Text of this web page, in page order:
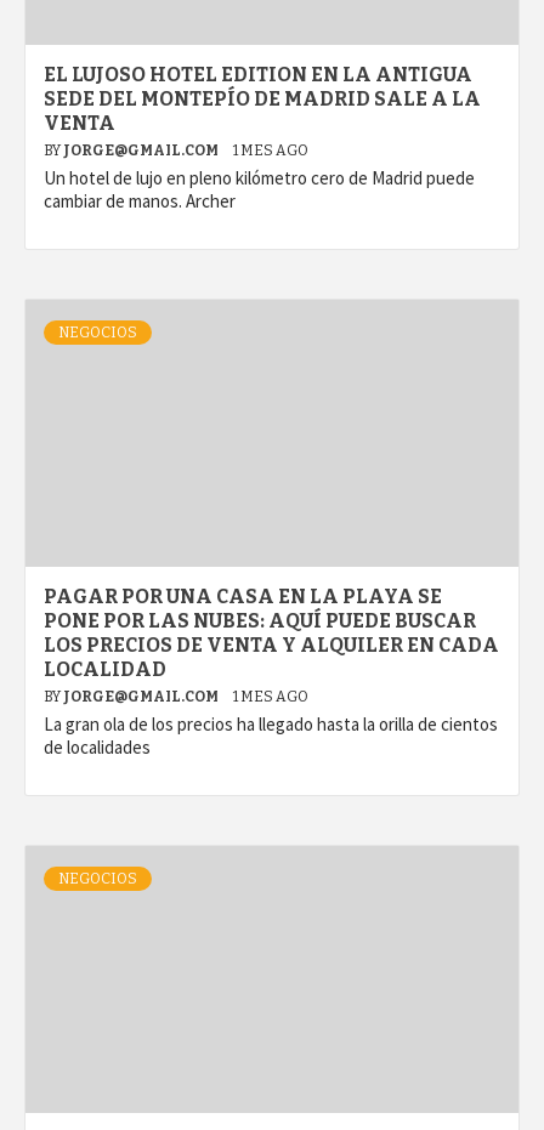
EL LUJOSO HOTEL EDITION EN LA ANTIGUA
SEDE DEL MONTEPÍO DE MADRID SALE A LA
VENTA
BY JORGE@GMAIL.COM 1 MES AGO
Un hotel de lujo en pleno kilómetro cero de Madrid puede
cambiar de manos. Archer
NEGOCIOS
PAGAR POR UNA CASA EN LA PLAYA SE
PONE POR LAS NUBES: AQUÍ PUEDE BUSCAR
LOS PRECIOS DE VENTA Y ALQUILER EN CADA
LOCALIDAD
BY JORGE@GMAIL.COM 1 MES AGO
La gran ola de los precios ha llegado hasta la orilla de cientos
de localidades
NEGOCIOS